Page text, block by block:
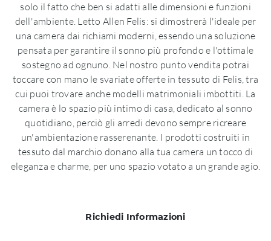
solo il fatto che ben si adatti alle dimensioni e funzioni
dell'ambiente. Letto Allen Felis: si dimostrerà l'ideale per
una camera dai richiami moderni, essendo una soluzione
pensata per garantire il sonno più profondo e l'ottimale
sostegno ad ognuno. Nel nostro punto vendita potrai
toccare con mano le svariate offerte in tessuto di Felis, tra
cui puoi trovare anche modelli matrimoniali imbottiti. La
camera è lo spazio più intimo di casa, dedicato al sonno
quotidiano, perciò gli arredi devono sempre ricreare
un'ambientazione rasserenante. I prodotti costruiti in
tessuto dal marchio donano alla tua camera un tocco di
eleganza e charme, per uno spazio votato a un grande agio.
Richiedi Informazioni